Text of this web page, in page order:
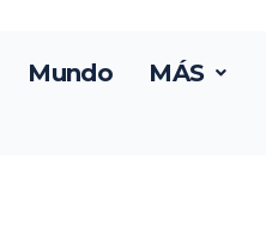
Mundo MÁS